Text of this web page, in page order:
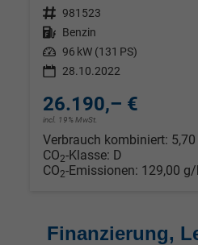
Fahrzeugnr. 981523
Kraftstoff Benzin
Leistung 96 kW (131 PS)
28.10.2022
26.190,– €
incl. 19% MwSt.
Verbrauch kombiniert:
CO2-Klasse: D
CO2-Emissionen: 129,00
Finanzierung,